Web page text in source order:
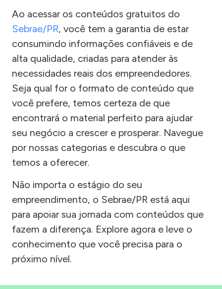
Ao acessar os conteúdos gratuitos do
Sebrae/PR, você tem a garantia de estar
consumindo informações confiáveis e de
alta qualidade, criadas para atender às
necessidades reais dos empreendedores.
Seja qual for o formato de conteúdo que
você prefere, temos certeza de que
encontrará o material perfeito para ajudar
seu negócio a crescer e prosperar. Navegue
por nossas categorias e descubra o que
temos a oferecer.
Não importa o estágio do seu
empreendimento, o Sebrae/PR está aqui
para apoiar sua jornada com conteúdos que
fazem a diferença. Explore agora e leve o
conhecimento que você precisa para o
próximo nível.